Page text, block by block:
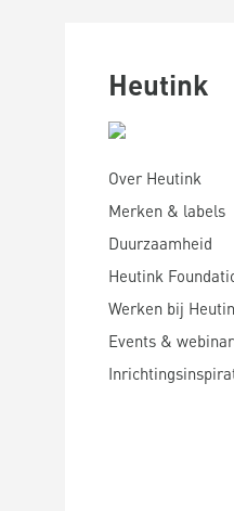
Heutink
Over Heutink
Merken & labels
Duurzaamheid
Heutink
Werken bij
Events &